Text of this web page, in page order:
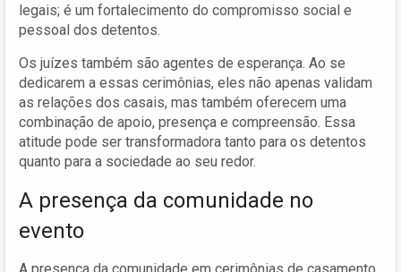
legais; é um fortalecimento do compromisso social e
pessoal dos detentos.
Os juízes também são agentes de esperança. Ao se
dedicarem a essas cerimônias, eles não apenas validam
as relações dos casais, mas também oferecem uma
combinação de apoio, presença e compreensão. Essa
atitude pode ser transformadora tanto para os detentos
quanto para a sociedade ao seu redor.
A presença da comunidade no
evento
A presença da comunidade em cerimônias de casamento